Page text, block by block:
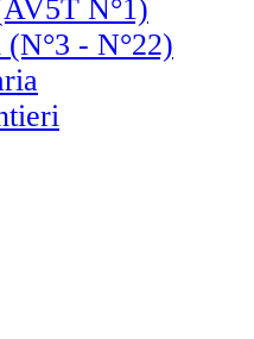
N°1)
- N°22)